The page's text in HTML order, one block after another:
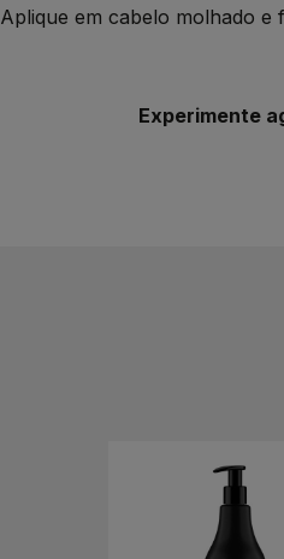
Aplique em cabelo molhado e
Experimente